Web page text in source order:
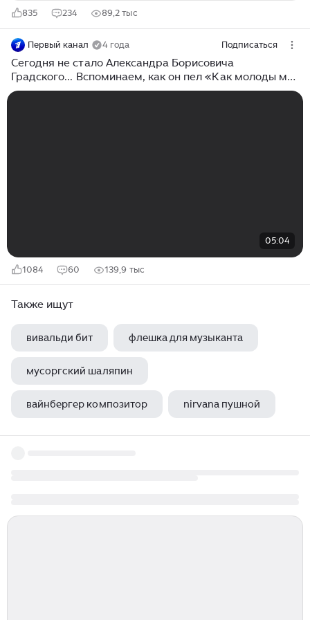
835 234 89,2 тыс
Первый канал 4 года Подписаться
Сегодня не стало Александра Борисовича
Градского... Вспоминаем, как он пел «Как молоды мы
были»
05:04
1084 60 139,9 тыс
Также ищут
вивальди бит флешка для музыканта
мусоргский шаляпин
вайнбергер композитор nirvana пушной